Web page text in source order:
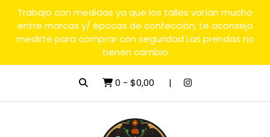
Trabajo con medidas ya que los talles varían mucho
entre marcas y/ épocas de confección, te aconsejo
medirte para comprar con seguridad Las prendas no
tienen cambio
0 - $0,00